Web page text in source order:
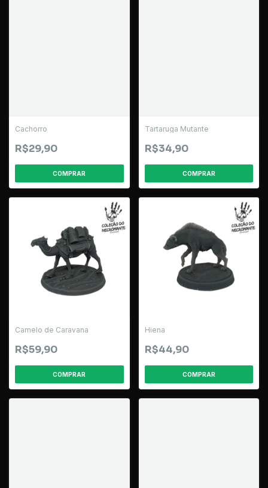
Cachorro
R$29,90
Tartaruga Mutante
R$34,90
Camelo de Caravana
R$59,90
Hiena
R$44,90